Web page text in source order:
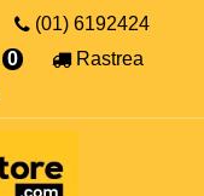
(01) 6192424
0
Rastrea